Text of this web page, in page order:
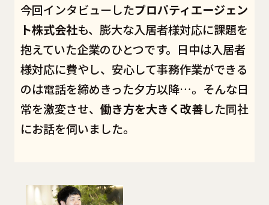
今回インタビューしたプロパティエージェン
ト株式会社も、膨大な入居者様対応に課題を
抱えていた企業のひとつです。日中は入居者
様対応に費やし、安心して事務作業ができる
のは電話を締めきった夕方以降…。そんな日
常を激変させ、 働き方を大きく改善した同社
にお話を伺いました。